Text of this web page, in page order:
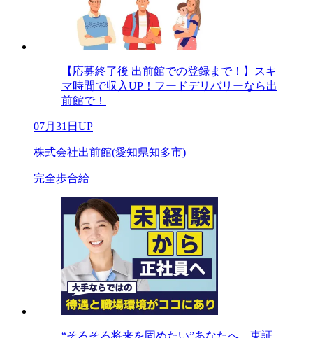
【応募終了後 出前館での登録まで！】スキ
マ時間で収入UP！フードデリバリーなら出
前館で！
07月31日UP
株式会社出前館(愛知県知多市)
完全歩合給